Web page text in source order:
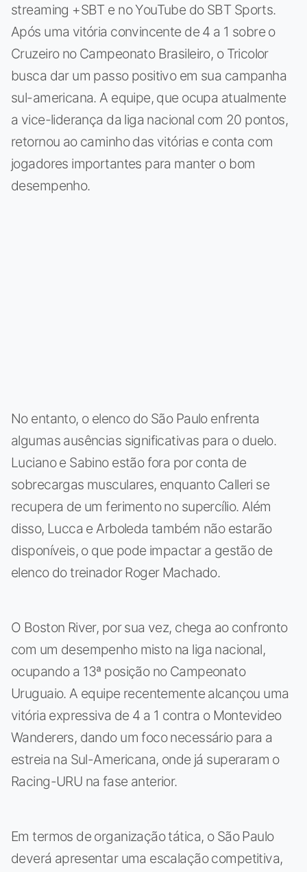
streaming +SBT e no YouTube do SBT Sports.
Após uma vitória convincente de 4 a 1 sobre o
Cruzeiro no Campeonato Brasileiro, o Tricolor
busca dar um passo positivo em sua campanha
sul-americana. A equipe, que ocupa atualmente
a vice-liderança da liga nacional com 20 pontos,
retornou ao caminho das vitórias e conta com
jogadores importantes para manter o bom
desempenho.
No entanto, o elenco do São Paulo enfrenta
algumas ausências significativas para o duelo.
Luciano e Sabino estão fora por conta de
sobrecargas musculares, enquanto Calleri se
recupera de um ferimento no supercílio. Além
disso, Lucca e Arboleda também não estarão
disponíveis, o que pode impactar a gestão de
elenco do treinador Roger Machado.
O Boston River, por sua vez, chega ao confronto
com um desempenho misto na liga nacional,
ocupando a 13ª posição no Campeonato
Uruguaio. A equipe recentemente alcançou uma
vitória expressiva de 4 a 1 contra o Montevideo
Wanderers, dando um foco necessário para a
estreia na Sul-Americana, onde já superaram o
Racing-URU na fase anterior.
Em termos de organização tática, o São Paulo
deverá apresentar uma escalação competitiva,